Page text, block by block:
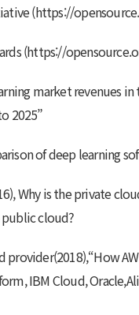
(https://
(https://
market revenues
2025”
of deep learning
Why is the private
cloud?
IBM Cloud,